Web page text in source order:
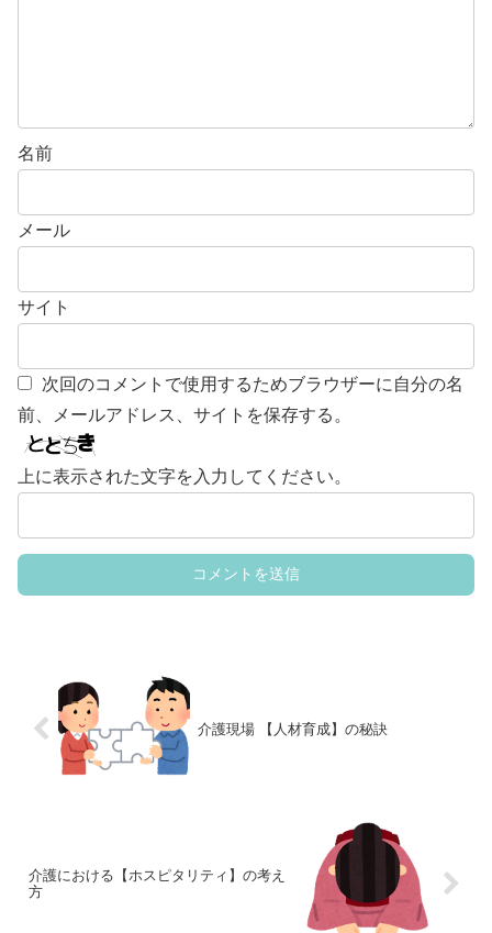
名前
メール
サイト
次回のコメントで使用するためブラウザーに自分の名
前、メールアドレス、サイトを保存する。
上に表示された文字を入力してください。
介護現場 【人材育成】の秘訣
介護における【ホスピタリティ】の考え
方